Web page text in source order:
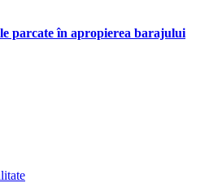
parcate în apropierea barajului